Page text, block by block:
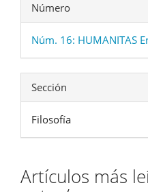
Número
Núm. 16: HUMANITAS
Sección
Filosofía
Artículos más